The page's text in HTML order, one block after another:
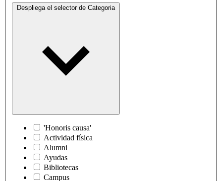
Despliega el selector de Categoria
'Honoris causa'
Actividad física
Alumni
Ayudas
Bibliotecas
Campus